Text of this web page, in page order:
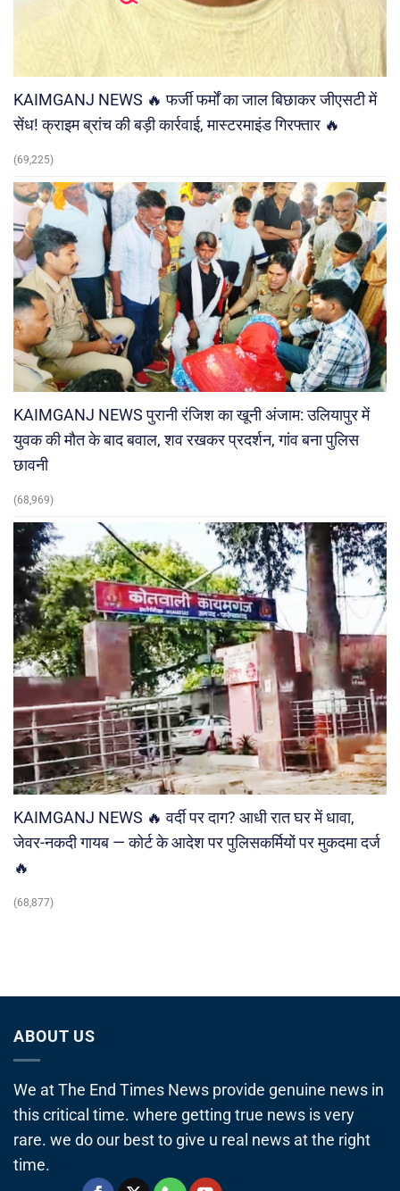
KAIMGANJ NEWS 🔥 फर्जी फर्मों का जाल बिछाकर जीएसटी में
सेंध! क्राइम ब्रांच की बड़ी कार्रवाई, मास्टरमाइंड गिरफ्तार 🔥
(69,225)
KAIMGANJ NEWS पुरानी रंजिश का खूनी अंजाम: उलियापुर में
युवक की मौत के बाद बवाल, शव रखकर प्रदर्शन, गांव बना पुलिस
छावनी
(68,969)
KAIMGANJ NEWS 🔥 वर्दी पर दाग? आधी रात घर में धावा,
जेवर-नकदी गायब — कोर्ट के आदेश पर पुलिसकर्मियों पर मुकदमा दर्ज
🔥
(68,877)
ABOUT US
We at The End Times News provide genuine news in
this critical time. where getting true news is very
rare. we do our best to give u real news at the right
time.